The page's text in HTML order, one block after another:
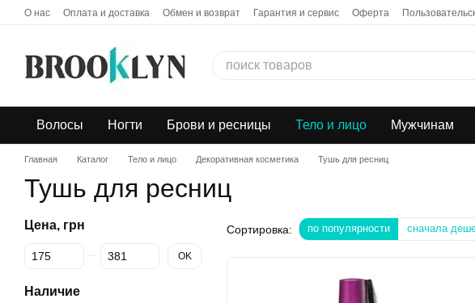
Перейти к основному контенту
О нас Оплата и доставка Обмен и возврат Гарантия и сервис Оферта
Волосы Ногти Брови и ресницы Тело и лицо Мужчинам
Главная Каталог Тело и лицо Декоративная косметика Тушь для ресниц
Тушь для ресниц
Сортировка: по популярности сначала
Цена, грн
От Цена, грн
До Цена, грн OK
Наличие